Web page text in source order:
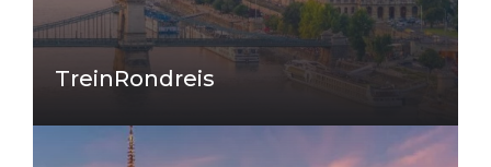
TreinRondreis